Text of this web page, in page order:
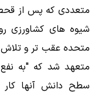
شیوه های کشاورزی
متحده عقب تر و تلاش
متعهد شد که "به نفع
سطح دانش آنها کار